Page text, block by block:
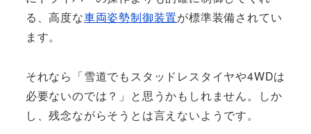
る、高度な車両姿勢制御装置が標準装備されてい
ます。
それなら「雪道でもスタッドレスタイヤや4WDは
必要ないのでは？」と思うかもしれません。しか
し、残念ながらそうとは言えないようです。